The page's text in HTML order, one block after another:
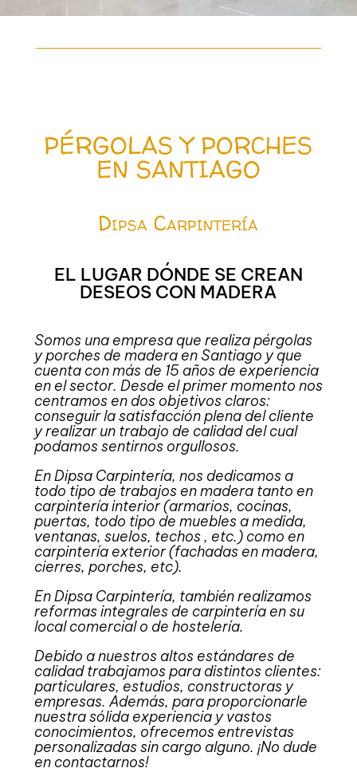
PÉRGOLAS Y PORCHES
EN SANTIAGO
Dipsa Carpintería
EL LUGAR DÓNDE SE CREAN
DESEOS CON MADERA
Somos una empresa que realiza pérgolas
y porches de madera en Santiago y que
cuenta con más de 15 años de experiencia
en el sector. Desde el primer momento nos
centramos en dos objetivos claros:
conseguir la satisfacción plena del cliente
y realizar un trabajo de calidad del cual
podamos sentirnos orgullosos.
En Dipsa Carpintería, nos dedicamos a
todo tipo de trabajos en madera tanto en
carpintería interior (armarios, cocinas,
puertas, todo tipo de muebles a medida,
ventanas, suelos, techos , etc.) como en
carpintería exterior (fachadas en madera,
cierres, porches, etc).
En Dipsa Carpintería, también realizamos
reformas integrales de carpintería en su
local comercial o de hostelería.
Debido a nuestros altos estándares de
calidad trabajamos para distintos clientes:
particulares, estudios, constructoras y
empresas. Además, para proporcionarle
nuestra sólida experiencia y vastos
conocimientos, ofrecemos entrevistas
personalizadas sin cargo alguno. ¡No dude
en contactarnos!